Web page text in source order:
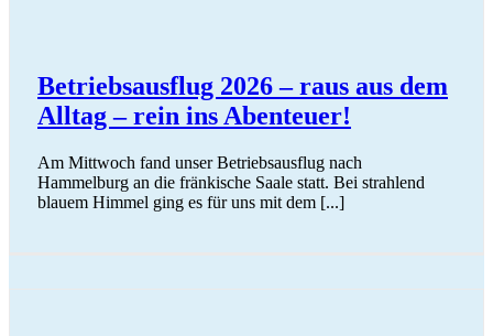
Betriebsausflug 2026 – raus aus dem
Alltag – rein ins Abenteuer!
Am Mittwoch fand unser Betriebsausflug nach
Hammelburg an die fränkische Saale statt. Bei strahlend
blauem Himmel ging es für uns mit dem [...]